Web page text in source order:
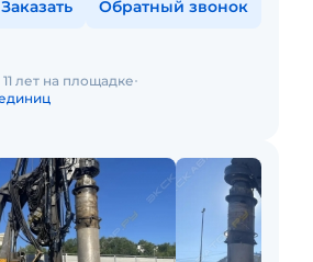
Заказать Обратный звонок
11 лет на площадке